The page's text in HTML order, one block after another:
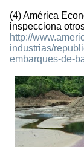
(4) América
inspecciona
http://
industrias/
embarques-de-